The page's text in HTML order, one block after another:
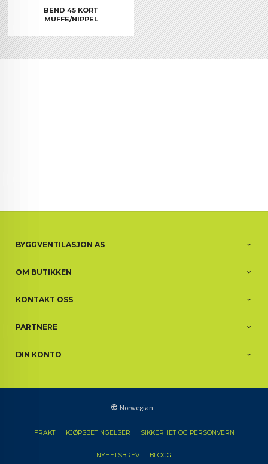
BEND 45 KORT
MUFFE/NIPPEL
BYGGVENTILASJON AS
OM BUTIKKEN
KONTAKT OSS
PARTNERE
DIN KONTO
Norwegian
FRAKT KJØPSBETINGELSER SIKKERHET OG PERSONVERN
NYHETSBREV BLOGG